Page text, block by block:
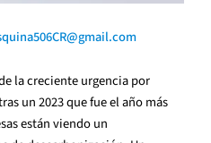
la creciente urgencia por
un 2023 que fue el año más
están viendo un